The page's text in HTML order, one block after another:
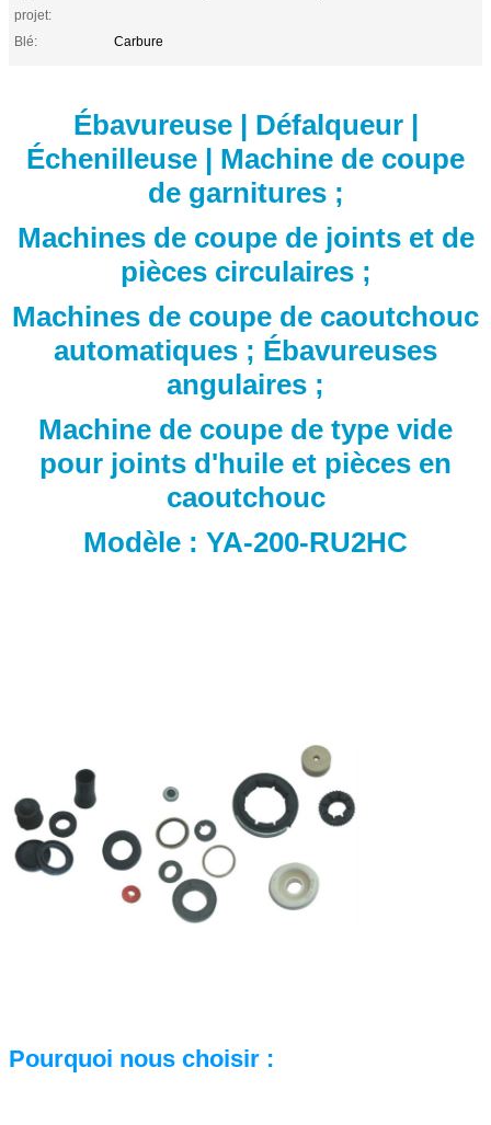
projet:
Blé: Carbure
Ébavureuse | Défalqueur |
Échenilleuse | Machine de coupe
de garnitures ;
Machines de coupe de joints et de
pièces circulaires ;
Machines de coupe de caoutchouc
automatiques ; Ébavureuses
angulaires ;
Machine de coupe de type vide
pour joints d'huile et pièces en
caoutchouc
Modèle : YA-200-RU2HC
Pourquoi nous choisir :